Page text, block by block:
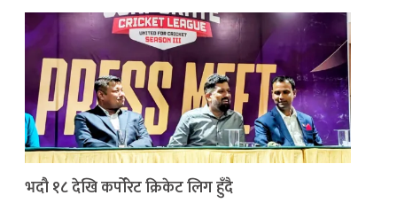
भदौ १८ देखि कर्पोरेट क्रिकेट लिग हुँदै